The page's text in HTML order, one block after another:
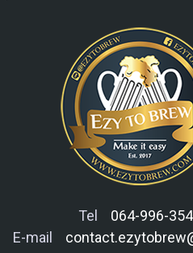
Tel
064-996-
E-mail